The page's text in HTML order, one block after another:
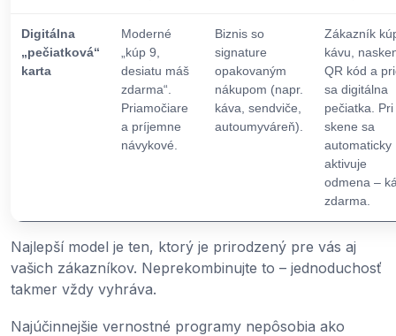
Digitálna
„pečiatková“
karta
Moderné
„kúp 9,
desiatu máš
zdarma“.
Priamočiare
a príjemne
návykové.
Biznis so
signature
opakovaným
nákupom (napr.
káva, sendviče,
autoumyváreň).
Zákazník
kávu,
QR kód a
sa digitálna
pečiatka.
skene sa
automaticky
aktivuje
odmena –
zdarma.
Najlepší model je ten, ktorý je prirodzený pre vás aj
vašich zákazníkov. Neprekombinujte to – jednoduchosť
takmer vždy vyhráva.
Najúčinnejšie vernostné programy nepôsobia ako